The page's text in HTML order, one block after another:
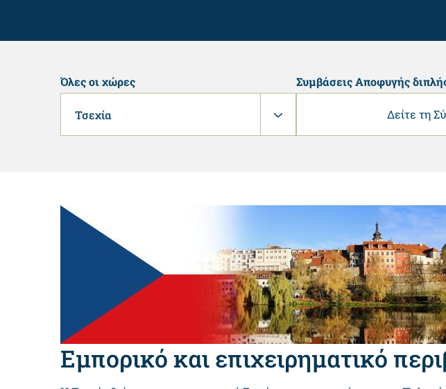
Όλες οι χώρες
Τσεχία
Συμβάσεις Αποφυγής
Δείτε τη
Εμπορικό και επιχειρηματικό